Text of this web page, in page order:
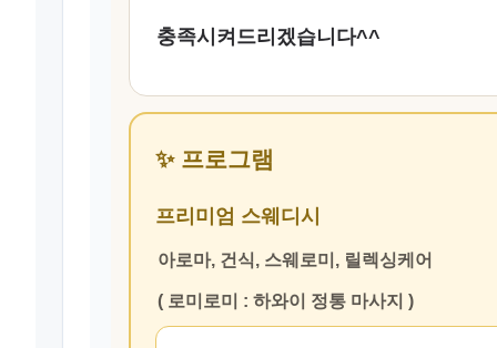
충족시켜드리겠습니다^^
✨ 프로그램
프리미엄 스웨디시
아로마, 건식, 스웨로미, 릴렉싱케어
( 로미로미 : 하와이 정통 마사지 )